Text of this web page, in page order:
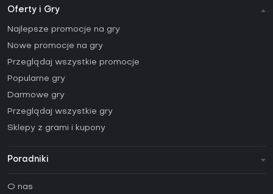
Oferty i Gry
Najlepsze promocje na gry
Nowe promocje na gry
Przeglądaj wszystkie promocje
Popularne gry
Darmowe gry
Przeglądaj wszystkie gry
Sklepy z grami i kupony
Poradniki
O nas